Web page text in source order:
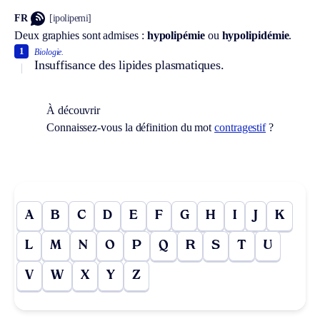
FR [ipolipemi]
Deux graphies sont admises : hypolipémieou hypolipidémie.
Biologie.
Insuffisance des lipides plasmatiques.
1
À découvrir
Connaissez-vous la définition du motcontragestif?
A B C D E F G H I J K
L M N O P Q R S T U
V W X Y Z